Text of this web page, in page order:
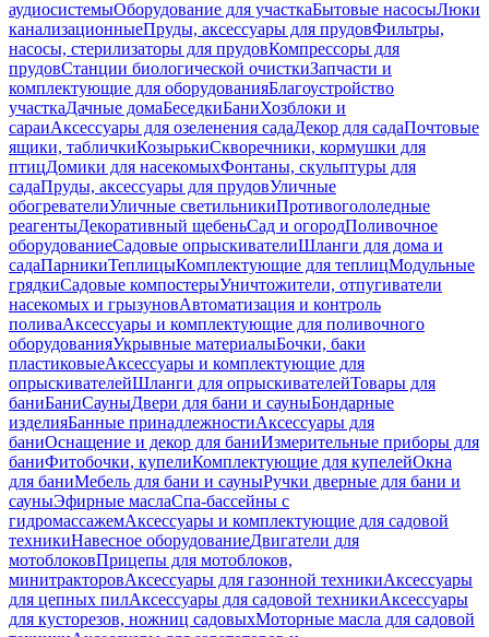
аудиосистемыОборудование для участкаБытовые насосыЛюки
канализационныеПруды, аксессуары для прудовФильтры,
насосы, стерилизаторы для прудовКомпрессоры для
прудовСтанции биологической очисткиЗапчасти и
комплектующие для оборудованияБлагоустройство
участкаДачные домаБеседкиБаниХозблоки и
сараиАксессуары для озеленения садаДекор для садаПочтовые
ящики, табличкиКозырькиСкворечники, кормушки для
птицДомики для насекомыхФонтаны, скульптуры для
садаПруды, аксессуары для прудовУличные
обогревателиУличные светильникиПротивогололедные
реагентыДекоративный щебеньСад и огородПоливочное
оборудованиеСадовые опрыскивателиШланги для дома и
садаПарникиТеплицыКомплектующие для теплицМодульные
грядкиСадовые компостерыУничтожители, отпугиватели
насекомых и грызуновАвтоматизация и контроль
поливаАксессуары и комплектующие для поливочного
оборудованияУкрывные материалыБочки, баки
пластиковыеАксессуары и комплектующие для
опрыскивателейШланги для опрыскивателейТовары для
баниБаниСауныДвери для бани и сауныБондарные
изделияБанные принадлежностиАксессуары для
баниОснащение и декор для баниИзмерительные приборы для
баниФитобочки, купелиКомплектующие для купелейОкна
для баниМебель для бани и сауныРучки дверные для бани и
сауныЭфирные маслаСпа-бассейны с
гидромассажемАксессуары и комплектующие для садовой
техникиНавесное оборудованиеДвигатели для
мотоблоковПрицепы для мотоблоков,
минитракторовАксессуары для газонной техникиАксессуары
для цепных пилАксессуары для садовой техникиАксессуары
для кусторезов, ножниц садовыхМоторные масла для садовой